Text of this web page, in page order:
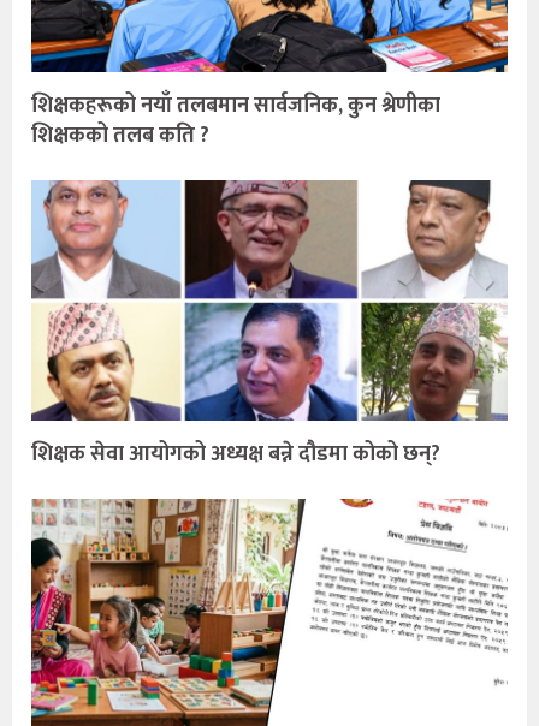
शिक्षकहरूको नयाँ तलबमान सार्वजनिक, कुन श्रेणीका
शिक्षकको तलब कति ?
शिक्षक सेवा आयोगको अध्यक्ष बन्ने दौडमा कोको छन्?